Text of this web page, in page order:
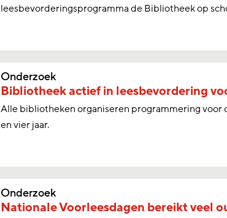
leesbevorderingsprogramma de Bibliotheek op
Onderzoek
Bibliotheek actief in leesbevordering
Alle bibliotheken organiseren programmering voor
en vier jaar.
Onderzoek
Nationale Voorleesdagen bereikt veel